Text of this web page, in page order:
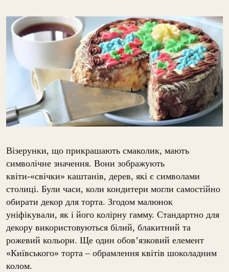
Візерунки, що прикрашають смаколик, мають
символічне значення. Вони зображують
квіти-«свічки» каштанів, дерев, які є символами
столиці. Були часи, коли кондитери могли самостійно
обирати декор для торта. Згодом малюнок
уніфікували, як і його колірну гамму. Стандартно для
декору використовуються білий, блакитний та
рожевий кольори. Ще один обов’язковий елемент
«Київського» торта – обрамлення квітів шоколадним
колом.